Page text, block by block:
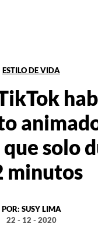
ESTILO DE VIDA
solo
minutos
POR: SUSY LIMA
22 - 12 - 2020